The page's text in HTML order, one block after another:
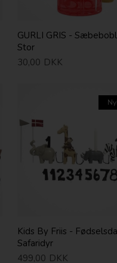
GURLI GRIS -
Stor
30,00 DKK
Kids By Friis -
Safaridyr
499,00 DKK